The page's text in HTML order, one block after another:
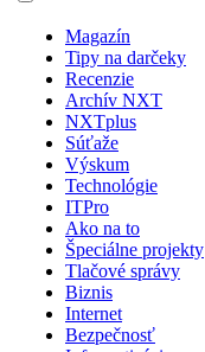
Magazín
Tipy na darčeky
Recenzie
Archív NXT
NXTplus
Súťaže
Výskum
Technológie
ITPro
Ako na to
Špeciálne projekty
Tlačové správy
Biznis
Internet
Bezpečnosť